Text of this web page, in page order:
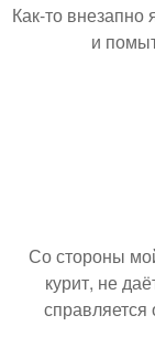
Как-то
и
Со стороны
курит, не
справляется